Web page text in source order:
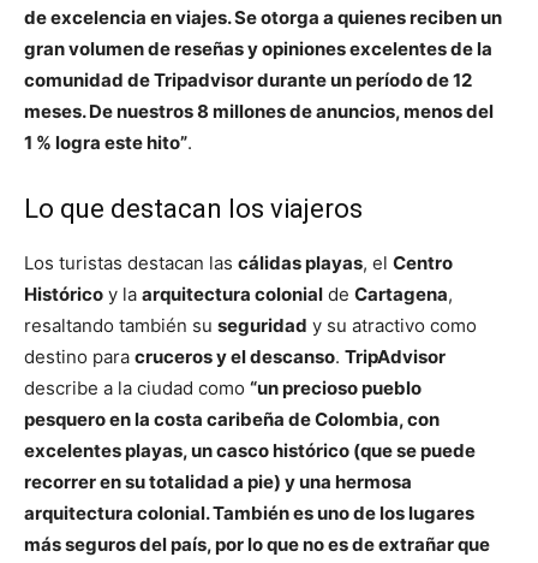
de excelencia en viajes. Se otorga a quienes reciben un
gran volumen de reseñas y opiniones excelentes de la
comunidad de Tripadvisor durante un período de 12
meses. De nuestros 8 millones de anuncios, menos del
1 % logra este hito”.
Lo que destacan los viajeros
Los turistas destacan las cálidas playas, el Centro
Histórico y la arquitectura colonial de Cartagena,
resaltando también su seguridad y su atractivo como
destino para cruceros y el descanso. TripAdvisor
describe a la ciudad como “un precioso pueblo
pesquero en la costa caribeña de Colombia, con
excelentes playas, un casco histórico (que se puede
recorrer en su totalidad a pie) y una hermosa
arquitectura colonial. También es uno de los lugares
más seguros del país, por lo que no es de extrañar que